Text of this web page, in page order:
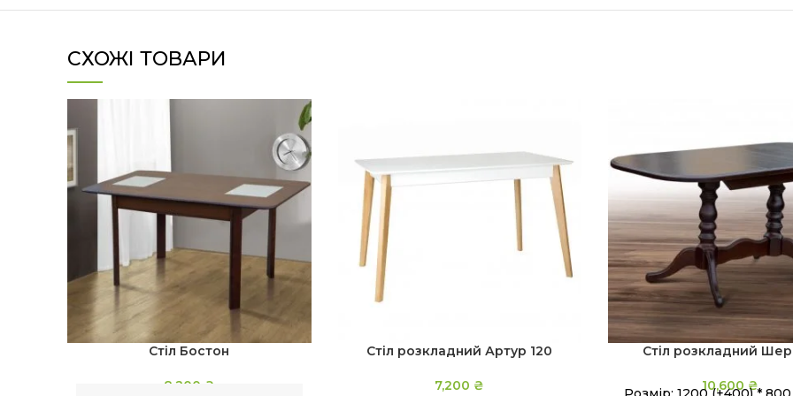
СХОЖІ ТОВАРИ
Стіл Бостон
8,200 ₴
Стіл розкладний Артур 120
7,200 ₴
Стіл розкладний
10,600 ₴